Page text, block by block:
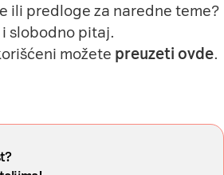
ili predloge za naredne teme?
slobodno pitaj.
možete preuzeti ovde.